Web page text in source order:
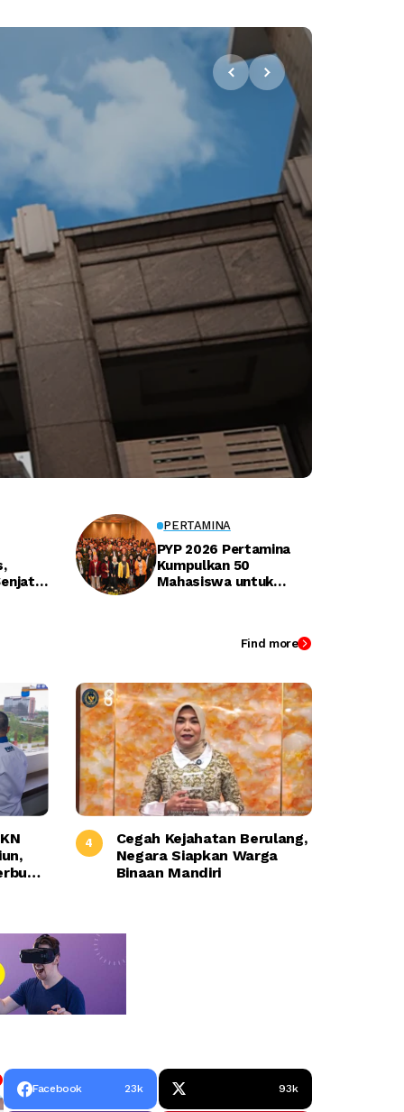
PERTAMINA
PYP 2026 Pertamina
Kumpulkan 50
Mahasiswa untuk
Find more
Cegah Kejahatan Berulang,
Negara Siapkan Warga
Binaan Mandiri
Facebook 23k 93k